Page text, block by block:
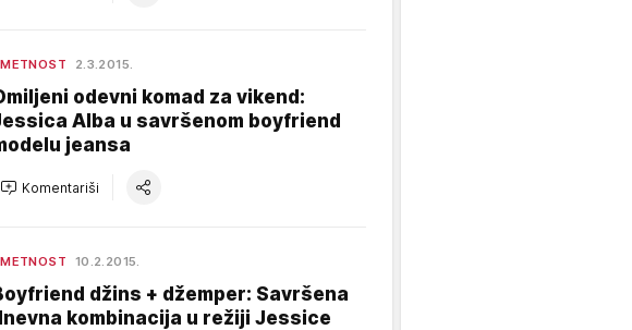
2.3.2015.
odevni komad za vikend:
Alba u savršenom boyfriend
jeansa
Komentariši
10.2.2015.
džins + džemper: Savršena
kombinacija u režiji Jessice